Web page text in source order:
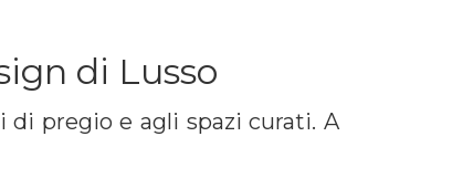
di Lusso
di pregio e agli spazi curati. A